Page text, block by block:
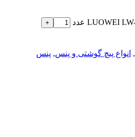
, انواع پیچ گوشتی و پنس, پنس